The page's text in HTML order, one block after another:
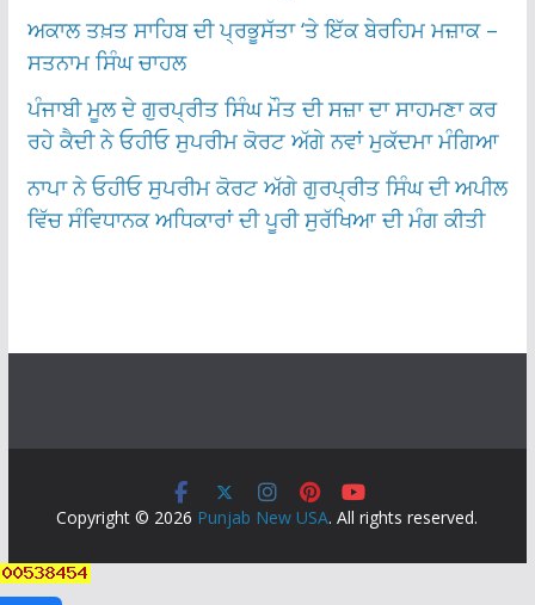
ਅਕਾਲ ਤਖ਼ਤ ਸਾਹਿਬ ਦੀ ਪ੍ਰਭੂਸੱਤਾ ‘ਤੇ ਇੱਕ ਬੇਰਹਿਮ ਮਜ਼ਾਕ –
ਸਤਨਾਮ ਸਿੰਘ ਚਾਹਲ
ਪੰਜਾਬੀ ਮੂਲ ਦੇ ਗੁਰਪ੍ਰੀਤ ਸਿੰਘ ਮੌਤ ਦੀ ਸਜ਼ਾ ਦਾ ਸਾਹਮਣਾ ਕਰ
ਰਹੇ ਕੈਦੀ ਨੇ ਓਹੀਓ ਸੁਪਰੀਮ ਕੋਰਟ ਅੱਗੇ ਨਵਾਂ ਮੁਕੱਦਮਾ ਮੰਗਿਆ
ਨਾਪਾ ਨੇ ਓਹੀਓ ਸੁਪਰੀਮ ਕੋਰਟ ਅੱਗੇ ਗੁਰਪ੍ਰੀਤ ਸਿੰਘ ਦੀ ਅਪੀਲ
ਵਿੱਚ ਸੰਵਿਧਾਨਕ ਅਧਿਕਾਰਾਂ ਦੀ ਪੂਰੀ ਸੁਰੱਖਿਆ ਦੀ ਮੰਗ ਕੀਤੀ
Copyright © 2026 Punjab New USA. All rights reserved.